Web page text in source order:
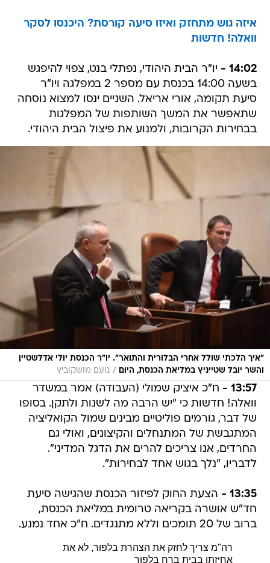
איזה גוש מתחזק ואיזו סיעה קורסת? היכנסו לסקר
וואלה! חדשות
14:02 -
יו"ר הבית היהודי, נפתלי בנט, צפוי להיפגש
בשעה 14:00 בכנסת עם מספר 2 במפלגה ויו"ר
סיעת תקומה, אורי אריאל. השניים ינסו למצוא נוסחה
שתאפשר את המשך השותפות של המפלגות
בבחירות הקרובות, ולמנוע את פיצול הבית היהודי.
"איך הלכתי שולל אחרי הבלורית והתואר". יו"ר הכנסת יולי אדלשטיין
והשר יובל שטייניץ במליאת הכנסת, היום
/ נועם מושקוביץ
13:57 -
ח"כ איציק שמולי (העבודה) אמר במשדר
וואלה! חדשות כי "יש הרבה מה לשנות ולתקן. בסופו
של דבר, גורמים פוליטיים מבינים שמול הקואליציה
המתגבשת של המתנחלים והקיצונים, ואולי גם
החרדים, אנו צריכים להרים את הדגל המדיני".
לדבריו, "נלך בגוש אחד לבחירות".
13:35 -
הצעת החוק לפיזור הכנסת שהגישה סיעת
חד"ש אושרה בקריאה טרומית במליאת הכנסת,
ברוב של 20 תומכים וללא מתנגדים. ח"כ אחד נמנע.
רה"מ צריך לחזק את הצהרת בלפור, לא את
אחיזתו בבית ברח בלפור